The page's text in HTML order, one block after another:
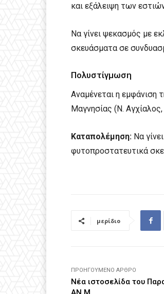
και εξάλειψη των
Να γίνει ψεκασμός με
σκευάσματα σε
Πολυστίγμωση
Αναμένεται η
Μαγνησίας (Ν.
Καταπολέμηση: Να
φυτοπροστατευτικά
μερίδιο
ΠΡΟΗΓΟΎΜΕΝΟ ΆΡΘΡΟ
Νέα ιστοσελίδα του